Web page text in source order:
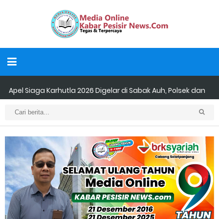
Apel Siaga Karhutla 2026 Digelar di Sabak Auh, Polsek dan
Forkopimcam Perkuat Kesiapsiagaan Cegah Kebakaran
Musyawarah LAM Ke-3 Tualang Sukses, Zulkifli Z (Nomor Urut 1)
Resmi Terpilih Pimpin Lembaga Adat
Kapolres Kepulauan Meranti Perkuat Sinergi Jelang Ekspedisi
Merah Putih Presisi Polda Riau.